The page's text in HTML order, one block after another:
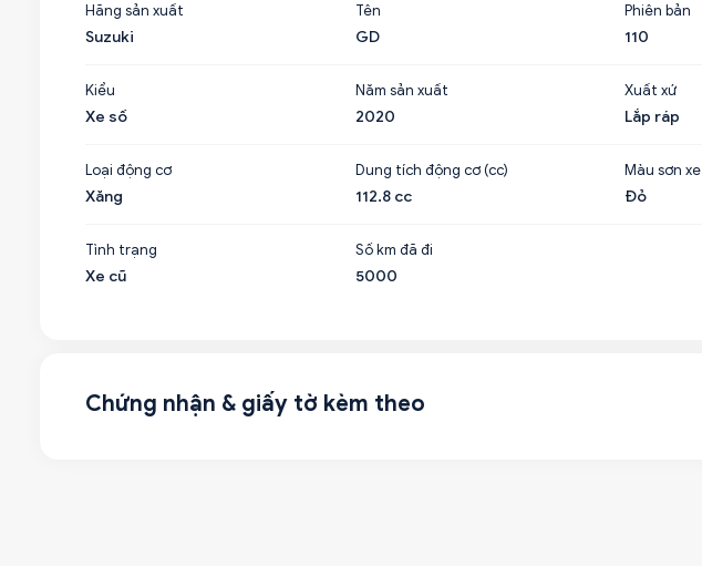
Hãng sản xuất
Suzuki
Tên
GD
Phiên bản
110
Kiểu
Xe số
Năm sản xuất
2020
Xuất xứ
Lắp ráp
Loại động cơ
Xăng
Dung tích động cơ (cc)
112.8 cc
Màu sơn xe
Đỏ
Tình trạng
Xe cũ
Số km đã đi
5000
Chứng nhận & giấy tờ kèm theo